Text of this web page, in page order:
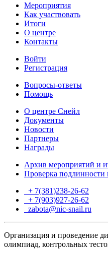
Мероприятия
Как участвовать
Итоги
О центре
Контакты
Войти
Регистрация
Вопросы-ответы
Помощь
О центре Снейл
Документы
Новости
Партнеры
Награды
Архив мероприятий и
Проверка подлинности
+ 7(381)238-26-62
+ 7(903)927-26-62
zabota@nic-snail.ru
Организация и проведение
олимпиад, контрольных